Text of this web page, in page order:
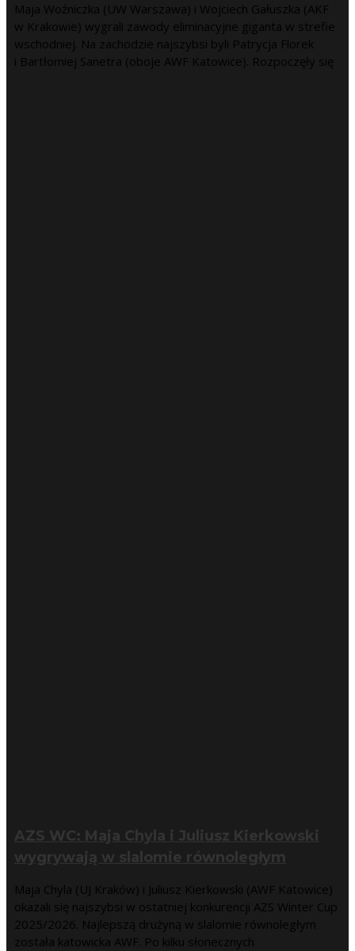
Maja Woźniczka (UW Warszawa) i Wojciech Gałuszka (AKF
w Krakowie) wygrali zawody eliminacyjne giganta w strefie
wschodniej. Na zachodzie najszybsi byli Patrycja Florek
i Bartłomiej Sanetra (oboje AWF Katowice). Rozpoczęły się
AZS WC: Maja Chyla i Juliusz Kierkowski
wygrywają w slalomie równoległym
Maja Chyla (UJ Kraków) i Juliusz Kierkowski (AWF Katowice)
okazali się najszybsi w ostatniej konkurencji AZS Winter Cup
2025/2026. Najlepszą drużyną w slalomie równoległym
została katowicka AWF. Po kilku słonecznych